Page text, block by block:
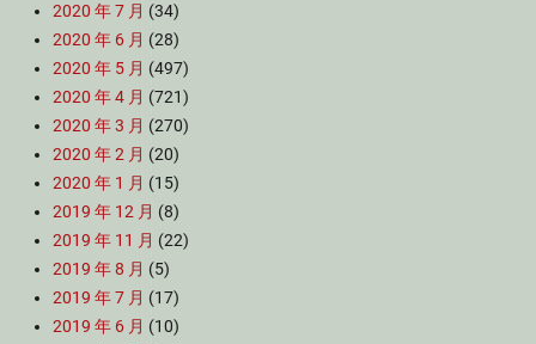
2020 年 7 月 (34)
2020 年 6 月 (28)
2020 年 5 月 (497)
2020 年 4 月 (721)
2020 年 3 月 (270)
2020 年 2 月 (20)
2020 年 1 月 (15)
2019 年 12 月 (8)
2019 年 11 月 (22)
2019 年 8 月 (5)
2019 年 7 月 (17)
2019 年 6 月 (10)